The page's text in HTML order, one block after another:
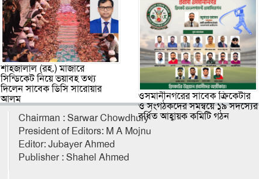
শাহজালাল (রহ.) মাজারে
সিন্ডিকেট নিয়ে ভয়াবহ তথ্য
দিলেন সাবেক ডিসি সারোয়ার
আলম
ওসমানীনগরের সাবেক ক্রিকেটার
ও সংগঠকদের সমন্বয়ে ১৯ সদস্যের
বর্ধিত আহ্বায়ক কমিটি গঠন
Chairman : Sarwar Chowdhury
President of Editors: M A Mojnu
Editor: Jubayer Ahmed
Publisher : Shahel Ahmed